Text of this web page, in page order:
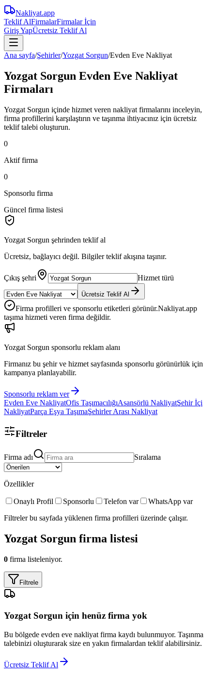
Nakliyat.app
Teklif AlFirmalarFirmalar İçin
Giriş YapÜcretsiz Teklif Al
Ana sayfa/Şehirler/Yozgat Sorgun/Evden Eve Nakliyat
Yozgat Sorgun Evden Eve Nakliyat
Firmaları
Yozgat Sorgun içinde hizmet veren nakliyat firmalarını inceleyin,
firma profillerini karşılaştırın ve taşınma ihtiyacınız için ücretsiz
teklif talebi oluşturun.
0
Aktif firma
0
Sponsorlu firma
Güncel firma listesi
Yozgat Sorgun şehrinden teklif al
Ücretsiz, bağlayıcı değil. Bilgiler teklif akışına taşınır.
Çıkış şehri Hizmet türü
Ücretsiz Teklif Al
Firma profilleri ve sponsorlu etiketleri görünür.Nakliyat.app
taşıma hizmeti veren firma değildir.
Yozgat Sorgun sponsorlu reklam alanı
Firmanız bu şehir ve hizmet sayfasında sponsorlu görünürlük için
kampanya planlayabilir.
Sponsorlu reklam ver
Evden Eve NakliyatOfis TaşımacılığıAsansörlü NakliyatŞehir İçi
NakliyatParça Eşya TaşımaŞehirler Arası Nakliyat
Filtreler
Firma adı Sıralama
Özellikler
Onaylı Profil Sponsorlu Telefon var
WhatsApp var
Filtreler bu sayfada yüklenen firma profilleri üzerinde çalışır.
Yozgat Sorgun firma listesi
0 firma listeleniyor.
Filtrele
Yozgat Sorgun için henüz firma yok
Bu bölgede evden eve nakliyat firma kaydı bulunmuyor. Taşınma
talebinizi oluşturarak size en yakın firmalardan teklif alabilirsiniz.
Ücretsiz Teklif Al